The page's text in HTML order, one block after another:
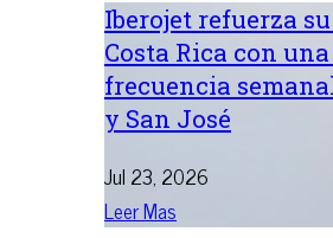
Iberojet refuerza
Costa Rica con
frecuencia
y San José
Jul 23, 2026
Leer Mas